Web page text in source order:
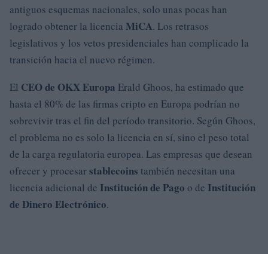
antiguos esquemas nacionales, solo unas pocas han
logrado obtener la licencia MiCA. Los retrasos
legislativos y los vetos presidenciales han complicado la
transición hacia el nuevo régimen.
El CEO de OKX Europa Erald Ghoos, ha estimado que
hasta el 80% de las firmas cripto en Europa podrían no
sobrevivir tras el fin del período transitorio. Según Ghoos,
el problema no es solo la licencia en sí, sino el peso total
de la carga regulatoria europea. Las empresas que desean
ofrecer y procesarstablecoins también necesitan una
licencia adicional de Institución de Pago o de Institución
de Dinero Electrónico.